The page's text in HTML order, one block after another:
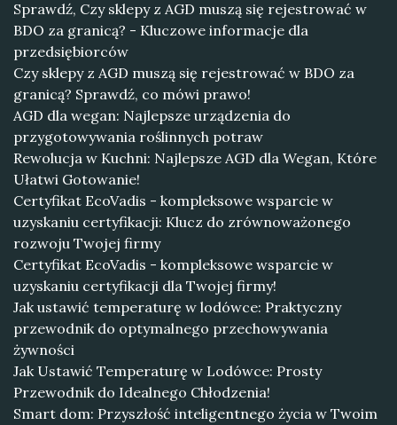
Sprawdź, Czy sklepy z AGD muszą się rejestrować w
BDO za granicą? - Kluczowe informacje dla
przedsiębiorców
Czy sklepy z AGD muszą się rejestrować w BDO za
granicą? Sprawdź, co mówi prawo!
AGD dla wegan: Najlepsze urządzenia do
przygotowywania roślinnych potraw
Rewolucja w Kuchni: Najlepsze AGD dla Wegan, Które
Ułatwi Gotowanie!
Certyfikat EcoVadis - kompleksowe wsparcie w
uzyskaniu certyfikacji: Klucz do zrównoważonego
rozwoju Twojej firmy
Certyfikat EcoVadis - kompleksowe wsparcie w
uzyskaniu certyfikacji dla Twojej firmy!
Jak ustawić temperaturę w lodówce: Praktyczny
przewodnik do optymalnego przechowywania
żywności
Jak Ustawić Temperaturę w Lodówce: Prosty
Przewodnik do Idealnego Chłodzenia!
Smart dom: Przyszłość inteligentnego życia w Twoim